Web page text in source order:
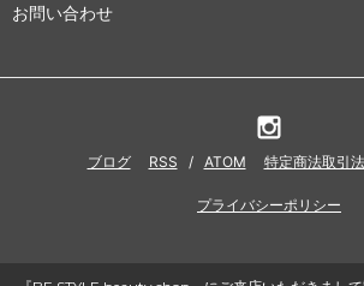
お問い合わせ
ブログ RSS / ATOM 特定商法取引
プライバシーポリシー